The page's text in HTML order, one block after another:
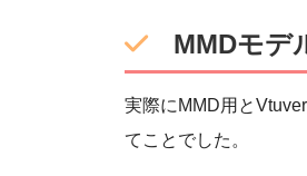
MMDモデ
実際にMMD用と
てことでした。